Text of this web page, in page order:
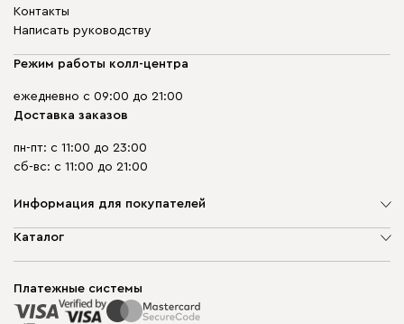
Контакты
Написать руководству
Режим работы колл-центра
ежедневно с 09:00 до 21:00
Доставка заказов
пн-пт: с 11:00 до 23:00
сб-вс: с 11:00 до 21:00
Информация для покупателей
О компании
Способы оплаты
Рассрочка и кредит
Каталог
Корпусная мебель
Распродажа мебели
Платежные системы